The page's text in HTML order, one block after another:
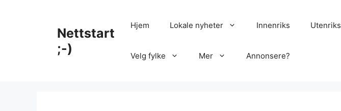
Nettstart
;-)
Hjem Lokale nyheter Innenriks Utenriks
Velg fylke Mer Annonsere?